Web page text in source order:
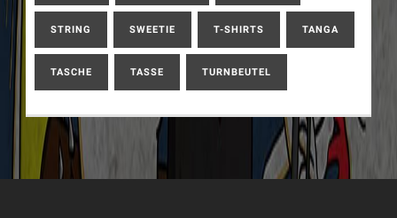
STRING SWEETIE T-SHIRTS TANGA
TASCHE TASSE TURNBEUTEL